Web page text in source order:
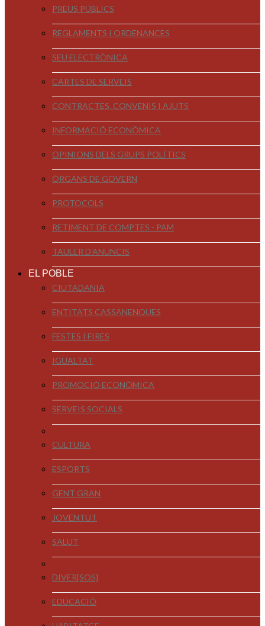
PREUS PÚBLICS
REGLAMENTS I ORDENANCES
SEU ELECTRÒNICA
CARTES DE SERVEIS
CONTRACTES, CONVENIS I AJUTS
INFORMACIÓ ECONÒMICA
OPINIONS DELS GRUPS POLÍTICS
ÒRGANS DE GOVERN
PROTOCOLS
RETIMENT DE COMPTES - PAM
TAULER D'ANUNCIS
EL POBLE
CIUTADANIA
ENTITATS CASSANENQUES
FESTES I FIRES
IGUALTAT
PROMOCIÓ ECONÒMICA
SERVEIS SOCIALS
CULTURA
ESPORTS
GENT GRAN
JOVENTUT
SALUT
DIVER[SOS]
EDUCACIÓ